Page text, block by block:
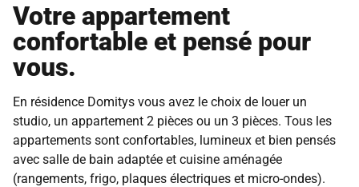
Votre appartement
confortable et pensé pour
vous.
En résidence Domitys vous avez le choix de louer un
studio, un appartement 2 pièces ou un 3 pièces. Tous les
appartements sont confortables, lumineux et bien pensés
avec salle de bain adaptée et cuisine aménagée
(rangements, frigo, plaques électriques et micro-ondes).